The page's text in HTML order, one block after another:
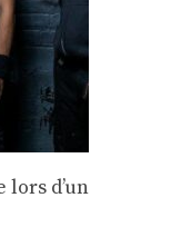
lors d’un